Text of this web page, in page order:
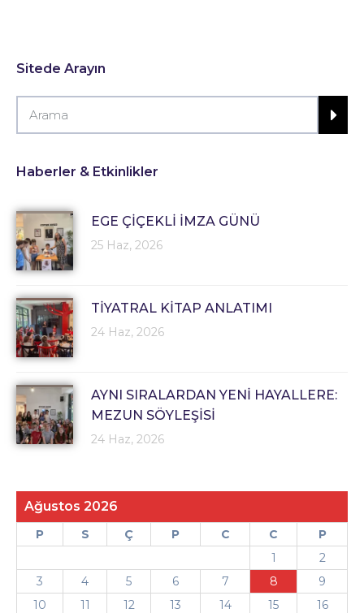
Sitede Arayın
Haberler & Etkinlikler
EGE ÇİÇEKLİ İMZA GÜNÜ
25 Haz, 2026
TİYATRAL KİTAP ANLATIMI
24 Haz, 2026
AYNI SIRALARDAN YENİ HAYALLERE:
MEZUN SÖYLEŞİSİ
24 Haz, 2026
Ağustos 2026
P S Ç P C C
P
1
2
3
4 5 6 7 8
9
10
11 12 13 14 15
16